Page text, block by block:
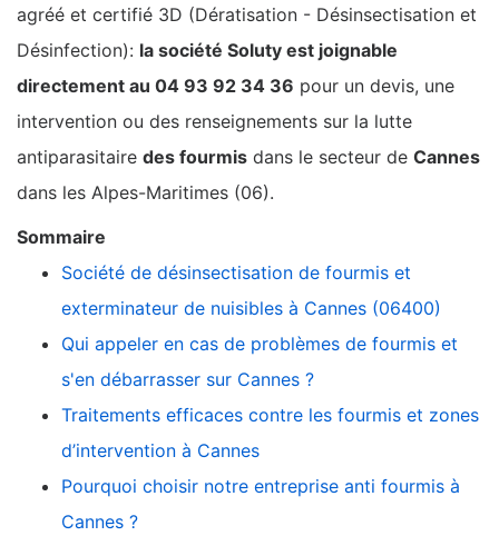
agréé et certifié 3D (Dératisation - Désinsectisation et
Désinfection): la société Soluty est joignable
directement au 04 93 92 34 36 pour un devis, une
intervention ou des renseignements sur la lutte
antiparasitaire des fourmis dans le secteur de Cannes
dans les Alpes-Maritimes (06).
Sommaire
Société de désinsectisation de fourmis et
exterminateur de nuisibles à Cannes (06400)
Qui appeler en cas de problèmes de fourmis et
s'en débarrasser sur Cannes ?
Traitements efficaces contre les fourmis et zones
d’intervention à Cannes
Pourquoi choisir notre entreprise anti fourmis à
Cannes ?